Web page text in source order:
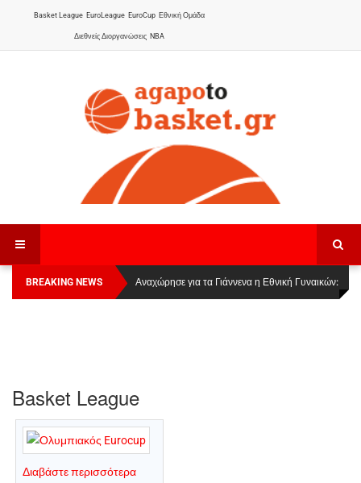
Basket League EuroLeague EuroCup Εθνική Ομάδα
Διεθνείς Διοργανώσεις NBA
BREAKING NEWS
Οι Πάνθηρες Καβάλας στην Women Basketball
League 1
Αναχώρησε για τα Γιάννενα η Εθνική Γυναικών:
Basket League
Διαβάστε περισσότερα